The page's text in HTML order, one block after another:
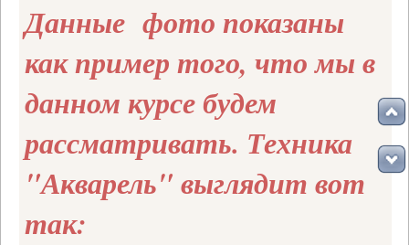
Данные фото показаны
как пример того, что мы в
данном курсе будем
рассматривать. Техника
"Акварель" выглядит вот
так: